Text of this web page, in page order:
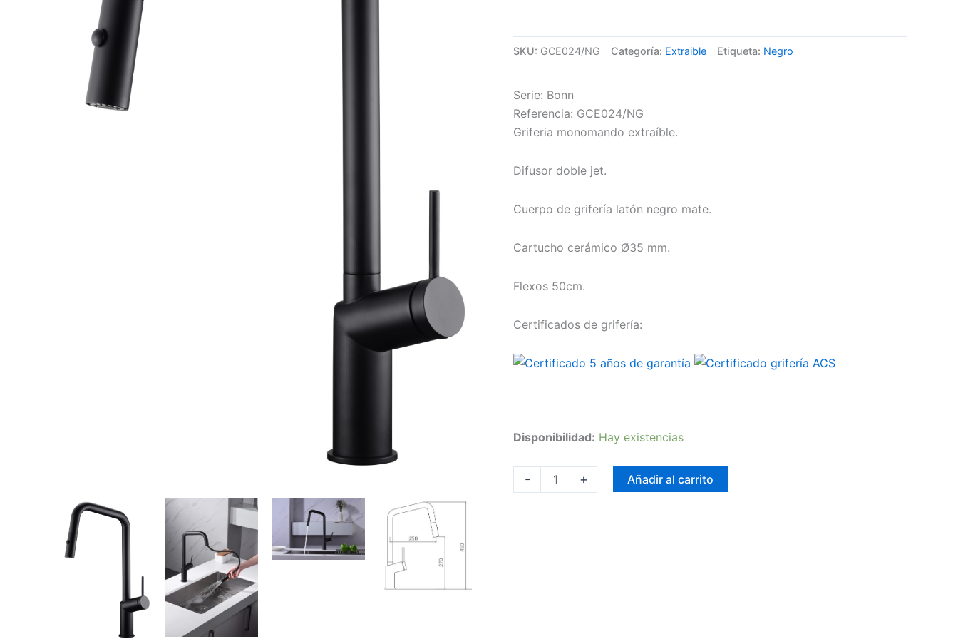
SKU: GCE024/NG Categoría: Extraible Etiqueta: Negro
Serie: Bonn
Referencia: GCE024/NG
Griferia monomando extraíble.
Difusor doble jet.
Cuerpo de grifería latón negro mate.
Cartucho cerámico Ø35 mm.
Flexos 50cm.
Certificados de grifería:
Disponibilidad: Hay existencias
- + Añadir al carrito